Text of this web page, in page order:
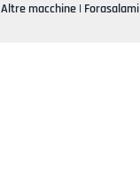
Altre macchine| Forasalami